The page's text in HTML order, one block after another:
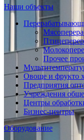
Наши объекты
Прочее
Овоще и фрукто
Предприятия
Учреждения
Центры
Бизнес-центры
Оборудование